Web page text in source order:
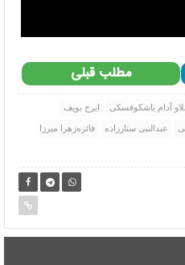
مطلب قبلی
آدام یاشکوفسکی ایرج بویف
عبدالنبی ستارزاده فائزه‌زهرا میرزا